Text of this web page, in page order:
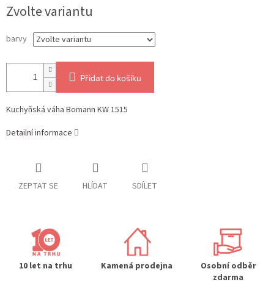
cena:
Zvolte variantu
barvy
Přidat do košíku
Kuchyňská váha Bomann KW 1515
Detailní informace
ZEPTAT SE HLÍDAT SDÍLET
10 let na trhu Kamená prodejna
Osobní odběr
zdarma